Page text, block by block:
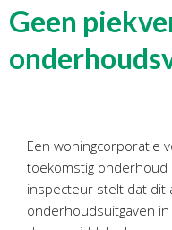
Onze diensten
Tijdelijk financieel
Personeel & Organisatie
Bedrijfseconomisch
Geen
Een woningcorporatie
toekomstig onderhoud
inspecteur stelt dat dit
onderhoudsuitgaven